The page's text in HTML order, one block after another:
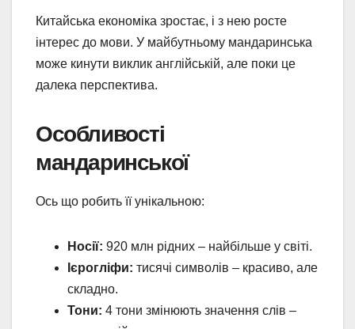
Китайська економіка зростає, і з нею росте
інтерес до мови. У майбутньому мандаринська
може кинути виклик англійській, але поки це
далека перспектива.
Особливості
мандаринської
Ось що робить її унікальною:
Носії: 920 млн рідних – найбільше у світі.
Ієрогліфи: тисячі символів – красиво, але
складно.
Тони: 4 тони змінюють значення слів –